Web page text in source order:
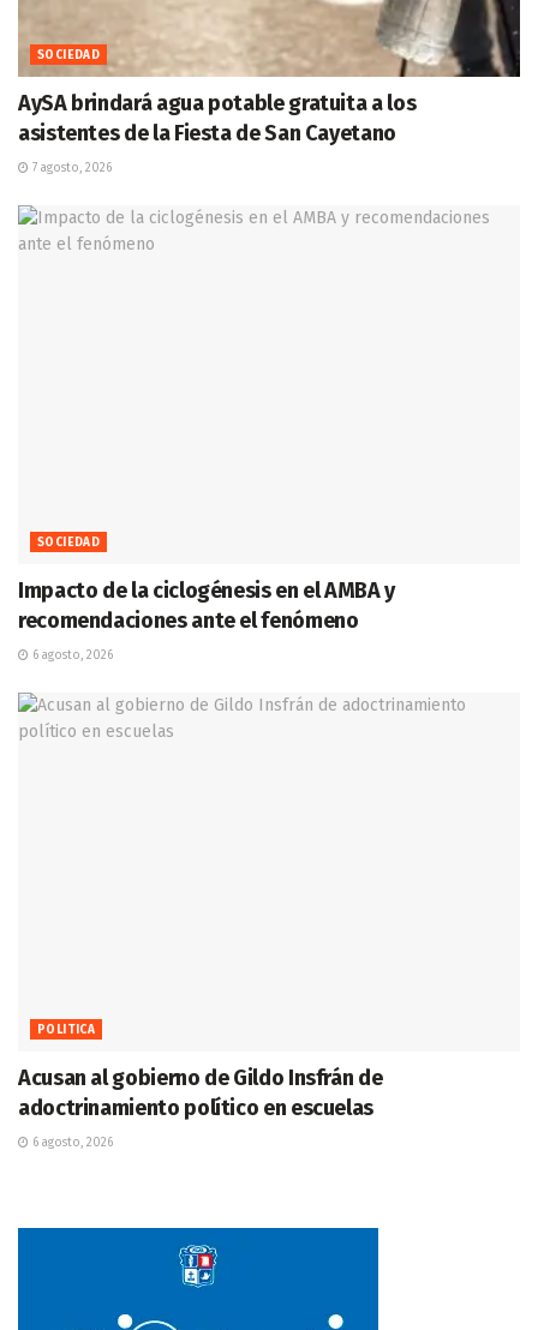
SOCIEDAD
AySA brindará agua potable gratuita a los
asistentes de la Fiesta de San Cayetano
7 agosto, 2026
SOCIEDAD
Impacto de la ciclogénesis en el AMBA y
recomendaciones ante el fenómeno
6 agosto, 2026
POLITICA
Acusan al gobierno de Gildo Insfrán de
adoctrinamiento político en escuelas
6 agosto, 2026